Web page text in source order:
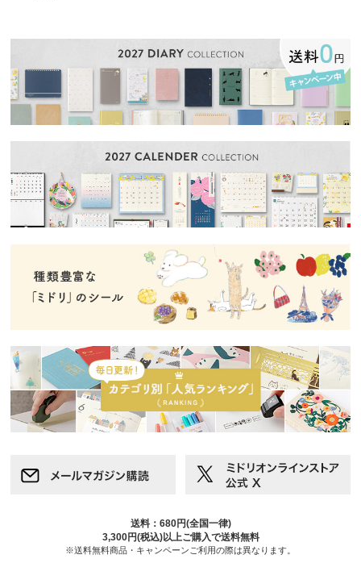
送料：680円(全国一律)
3,300円(税込)以上ご購入で送料無料
※送料無料商品・キャンペーンご利用の際は異なります。